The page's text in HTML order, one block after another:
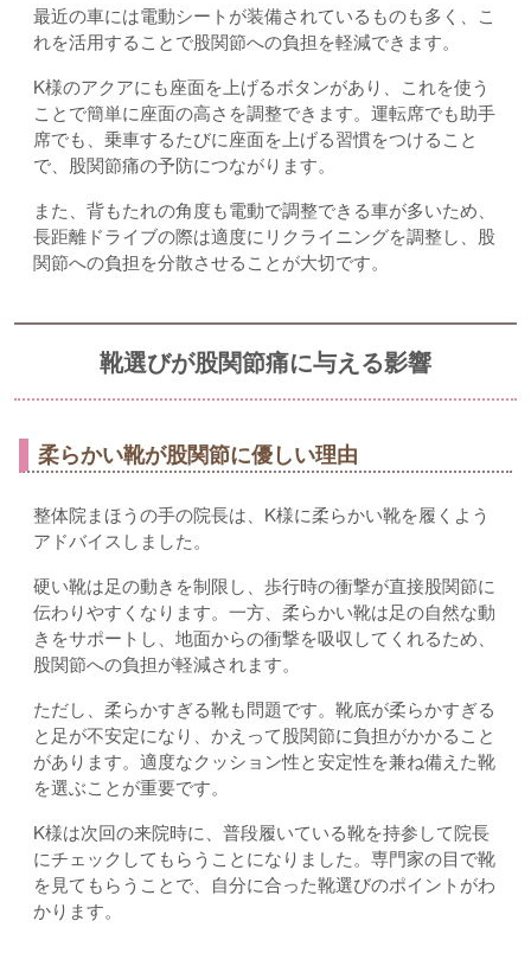
最近の車には電動シートが装備されているものも多く、こ
れを活用することで股関節への負担を軽減できます。
K様のアクアにも座面を上げるボタンがあり、これを使う
ことで簡単に座面の高さを調整できます。運転席でも助手
席でも、乗車するたびに座面を上げる習慣をつけること
で、股関節痛の予防につながります。
また、背もたれの角度も電動で調整できる車が多いため、
長距離ドライブの際は適度にリクライニングを調整し、股
関節への負担を分散させることが大切です。
靴選びが股関節痛に与える影響
柔らかい靴が股関節に優しい理由
整体院まほうの手の院長は、K様に柔らかい靴を履くよう
アドバイスしました。
硬い靴は足の動きを制限し、歩行時の衝撃が直接股関節に
伝わりやすくなります。一方、柔らかい靴は足の自然な動
きをサポートし、地面からの衝撃を吸収してくれるため、
股関節への負担が軽減されます。
ただし、柔らかすぎる靴も問題です。靴底が柔らかすぎる
と足が不安定になり、かえって股関節に負担がかかること
があります。適度なクッション性と安定性を兼ね備えた靴
を選ぶことが重要です。
K様は次回の来院時に、普段履いている靴を持参して院長
にチェックしてもらうことになりました。専門家の目で靴
を見てもらうことで、自分に合った靴選びのポイントがわ
かります。